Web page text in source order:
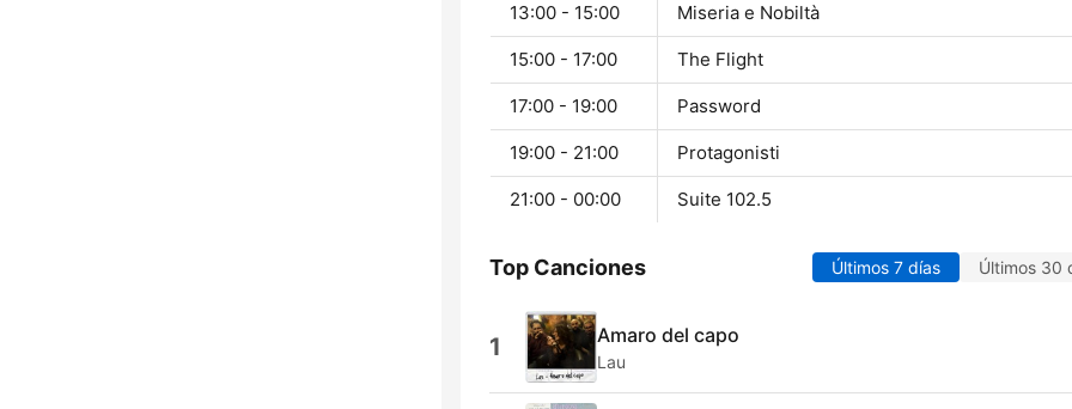
13:00 - 15:00 Miseria e Nobiltà
15:00 - 17:00 The Flight
17:00 - 19:00 Password
19:00 - 21:00 Protagonisti
21:00 - 00:00 Suite 102.5
Top Canciones Últimos 7 días Últimos 30
1 Amaro del capo
Lau